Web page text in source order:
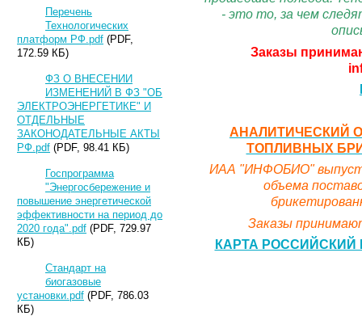
Перечень
Технологических
платформ РФ.pdf (PDF,
172.59 КБ)
ФЗ О ВНЕСЕНИИ
ИЗМЕНЕНИЙ В ФЗ "ОБ
ЭЛЕКТРОЭНЕРГЕТИКЕ" И
ОТДЕЛЬНЫЕ
ЗАКОНОДАТЕЛЬНЫЕ АКТЫ
РФ.pdf (PDF, 98.41 КБ)
Госпрограмма
"Энергосбережение и
повышение энергетической
эффективности на период до
2020 года".pdf (PDF, 729.97
КБ)
Стандарт на
биогазовые
установки.pdf (PDF, 786.03
КБ)
- это то, за чем
Заказы
АНАЛИТИЧЕСКИЙ
ТОПЛИВНЫХ
ИАА "ИНФОБИО"
объема
Заказы
КАРТА РОССИЙСКИЙ